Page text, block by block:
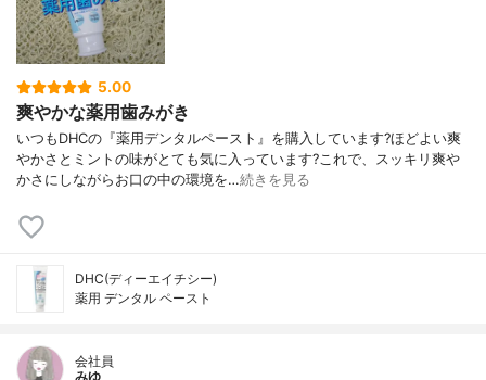
5.00
爽やかな薬用歯みがき
いつもDHCの『薬用デンタルペースト』を購入しています?ほどよい爽
やかさとミントの味がとても気に入っています?これで、スッキリ爽や
かさにしながらお口の中の環境を…続きを見る
DHC(ディーエイチシー)
薬用 デンタル ペースト
会社員
みゆ